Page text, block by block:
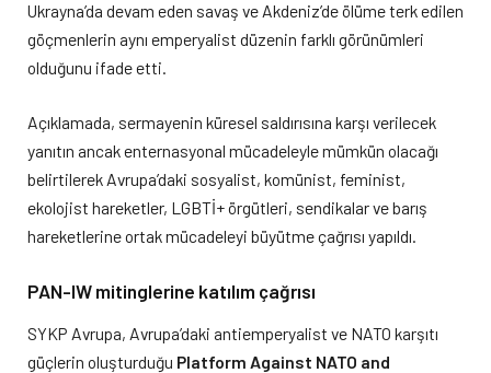
Ukrayna’da devam eden savaş ve Akdeniz’de ölüme terk edilen
göçmenlerin aynı emperyalist düzenin farklı görünümleri
olduğunu ifade etti.
Açıklamada, sermayenin küresel saldırısına karşı verilecek
yanıtın ancak enternasyonal mücadeleyle mümkün olacağı
belirtilerek Avrupa’daki sosyalist, komünist, feminist,
ekolojist hareketler, LGBTİ+ örgütleri, sendikalar ve barış
hareketlerine ortak mücadeleyi büyütme çağrısı yapıldı.
PAN-IW mitinglerine katılım çağrısı
SYKP Avrupa, Avrupa’daki antiemperyalist ve NATO karşıtı
güçlerin oluşturduğu Platform Against NATO and